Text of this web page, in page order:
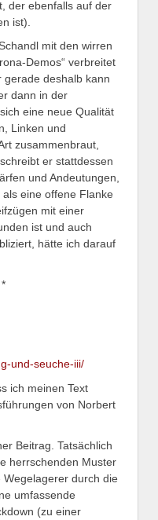
der ebenfalls auf der
ist).
mit den wirren
Demos“ verbreitet
gerade deshalb kann
dann in der
eine neue Qualität
Linken und
zusammenbraut,
er stattdessen
und Andeutungen,
eine offene Flanke
mit einer
ist und auch
hätte ich darauf
und-seuche-iii/
ich meinen Text
von Norbert
Beitrag. Tatsächlich
herrschenden Muster
durch die
umfassende
(zu einer